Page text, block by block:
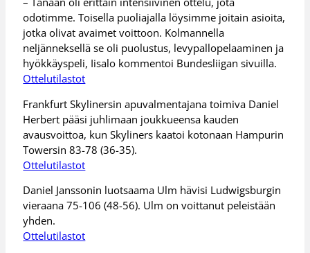
odotimme. Toisella puoliajalla löysimme joitain asioita,
jotka olivat avaimet voittoon. Kolmannella
neljänneksellä se oli puolustus, levypallopelaaminen ja
hyökkäyspeli, Iisalo kommentoi Bundesliigan sivuilla.
Ottelutilastot
Frankfurt Skylinersin apuvalmentajana toimiva Daniel
Herbert pääsi juhlimaan joukkueensa kauden
avausvoittoa, kun Skyliners kaatoi kotonaan Hampurin
Towersin 83-78 (36-35).
Ottelutilastot
Daniel Janssonin luotsaama Ulm hävisi Ludwigsburgin
vieraana 75-106 (48-56). Ulm on voittanut peleistään
yhden.
Ottelutilastot